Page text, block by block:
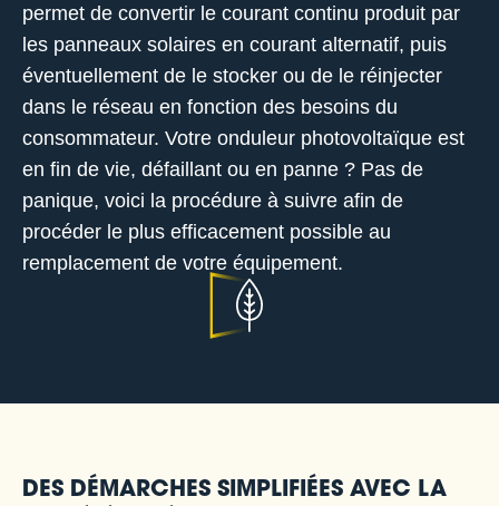
permet de convertir le courant continu produit par
les panneaux solaires en courant alternatif, puis
éventuellement de le stocker ou de le réinjecter
dans le réseau en fonction des besoins du
consommateur. Votre onduleur photovoltaïque est
en fin de vie, défaillant ou en panne ? Pas de
panique, voici la procédure à suivre afin de
procéder le plus efficacement possible au
remplacement de votre équipement.
DES DÉMARCHES SIMPLIFIÉES AVEC LA